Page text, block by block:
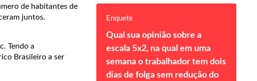
de habitantes de
juntos.
Tendo a
Brasileiro a ser
Enquete
Qual sua opinião sobre a
escala 5x2, na qual em uma
semana o trabalhador tem dois
dias de folga sem redução do